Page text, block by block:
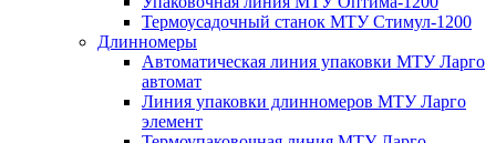
Термоусадочный станок МТУ Стимул-1200
Длинномеры
Автоматическая линия упаковки МТУ Ларго
автомат
Линия упаковки длинномеров МТУ Ларго
элемент